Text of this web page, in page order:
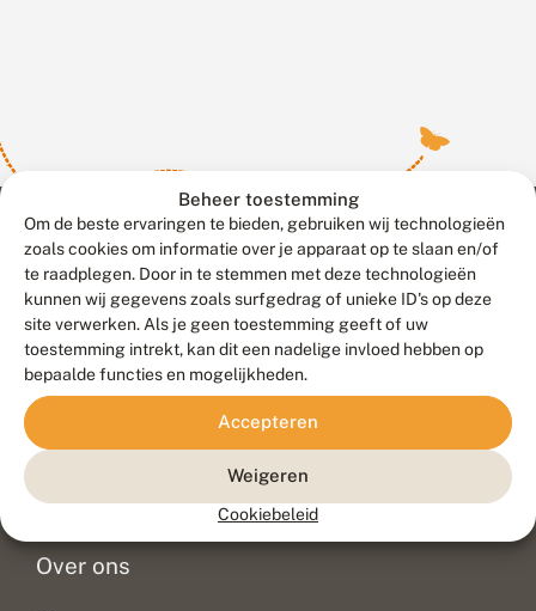
Beheer toestemming
Om de beste ervaringen te bieden, gebruiken wij technologieën
zoals cookies om informatie over je apparaat op te slaan en/of
te raadplegen. Door in te stemmen met deze technologieën
kunnen wij gegevens zoals surfgedrag of unieke ID's op deze
site verwerken. Als je geen toestemming geeft of uw
toestemming intrekt, kan dit een nadelige invloed hebben op
bepaalde functies en mogelijkheden.
Accepteren
Weigeren
Cookiebeleid
Contact
Veelgestelde vragen
Doneer
Over ons
Meld waarnemingen© 2026 Vlinderstichting
Duurzaam ontwikkeld door
Go2People
, ontworpen door
Blue Field Agency
Privacy
Disclaimer
Sitemap